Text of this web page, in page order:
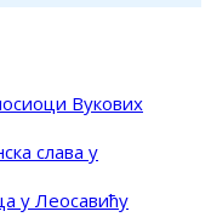
Вукових
слава у
у Леосавићу